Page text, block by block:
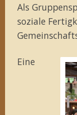
Als
soziale
Eine